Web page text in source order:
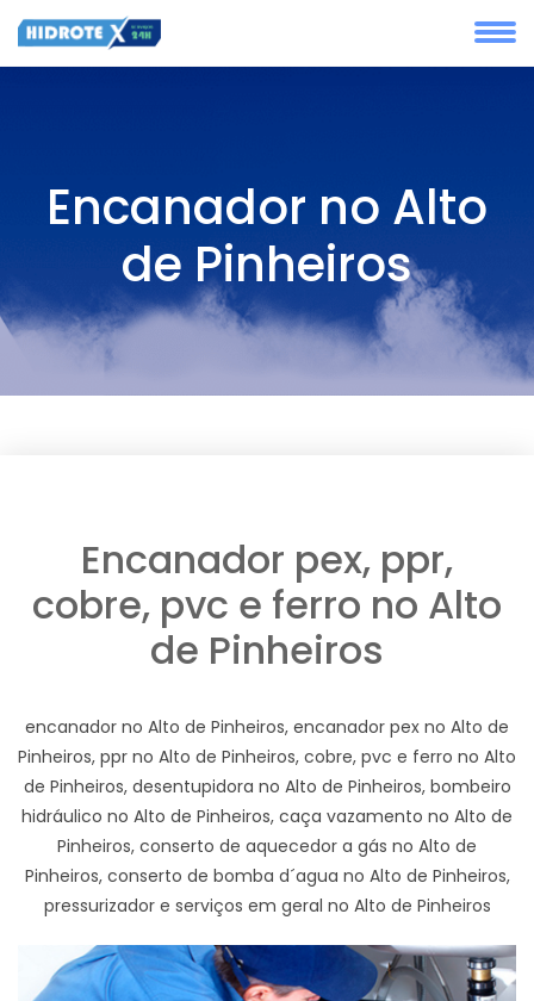
Encanador no Alto
de Pinheiros
Encanador pex, ppr,
cobre, pvc e ferro no Alto
de Pinheiros
encanador no Alto de Pinheiros, encanador pex no Alto de
Pinheiros, ppr no Alto de Pinheiros, cobre, pvc e ferro no Alto
de Pinheiros, desentupidora no Alto de Pinheiros, bombeiro
hidráulico no Alto de Pinheiros, caça vazamento no Alto de
Pinheiros, conserto de aquecedor a gás no Alto de
Pinheiros, conserto de bomba d´agua no Alto de Pinheiros,
pressurizador e serviços em geral no Alto de Pinheiros